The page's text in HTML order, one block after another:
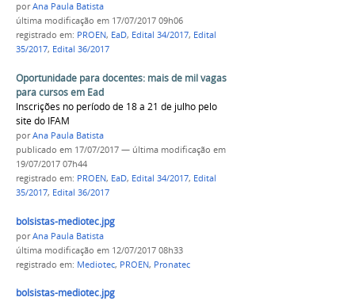
porAna Paula Batista
última modificação em 17/07/2017 09h06
registrado em: PROEN, EaD, Edital 34/2017, Edital
35/2017, Edital 36/2017
Oportunidade para docentes: mais de mil vagas
para cursos em Ead
Inscrições no período de 18 a 21 de julho pelo
site do IFAM
porAna Paula Batista
publicado em 17/07/2017 — última modificação em
19/07/2017 07h44
registrado em: PROEN, EaD, Edital 34/2017, Edital
35/2017, Edital 36/2017
bolsistas-mediotec.jpg
porAna Paula Batista
última modificação em 12/07/2017 08h33
registrado em: Mediotec, PROEN, Pronatec
bolsistas-mediotec.jpg